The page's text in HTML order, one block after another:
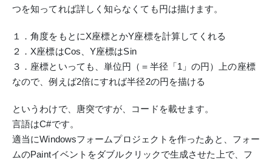
つを知ってれば詳しく知らなくても円は描けます。
１．角度をもとにX座標とかY座標を計算してくれる
２．X座標はCos、Y座標はSin
３．座標といっても、単位円（＝半径「1」の円）上の座標
なので、例えば2倍にすれば半径2の円を描ける
というわけで、唐突ですが、コードを載せます。
言語はC#です。
適当にWindowsフォームプロジェクトを作ったあと、フォー
ムのPaintイベントをダブルクリックで生成させた上で、フ